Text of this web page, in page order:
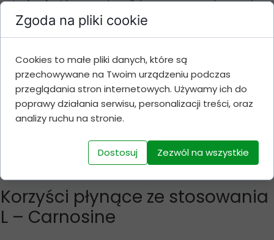
antyoksydant i preparat nasilający oczyszczanie organizmu
ze szkodliwych metabolitów. Ponadto wykazuje właściwości
Antyoksydacyjny charakter karnozyny jest powiązany z
usuwaniem wolnych rodników. Wszystko za sprawą
wiązania metali ciężkich i ich późniejszego chelatowania, co
prowadzi do całkowitej neutralizacji szkodliwych substancji i
ich właściwości. Związek ten przenika barierę krew-mózg.
danej jednostki. Beta-alanyl-L-histydyna ma szerokie
spektrum zastosowań i działania na organizm ludzki.
Korzyści płynące ze stosowania
L – Carnosine
Zgoda na pliki cookie
Cookies to małe pliki danych, które są
przechowywane na Twoim urządzeniu podczas
przeglądania stron internetowych. Używamy ich do
poprawy działania serwisu, personalizacji treści, oraz
analizy ruchu na stronie.
Dostosuj Zezwól na wszystkie